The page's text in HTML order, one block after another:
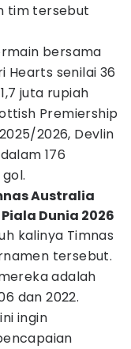
tim tersebut
bersama
Hearts senilai 36
juta rupiah
Premiership
2026, Devlin
176
Australia
Dunia 2026
kalinya Timnas
tersebut.
adalah
dan 2022.
ingin